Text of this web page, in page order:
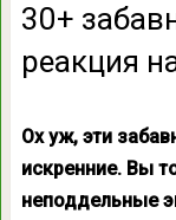
30+
реакция
Ох уж, эти
искренние. Вы
неподдельные